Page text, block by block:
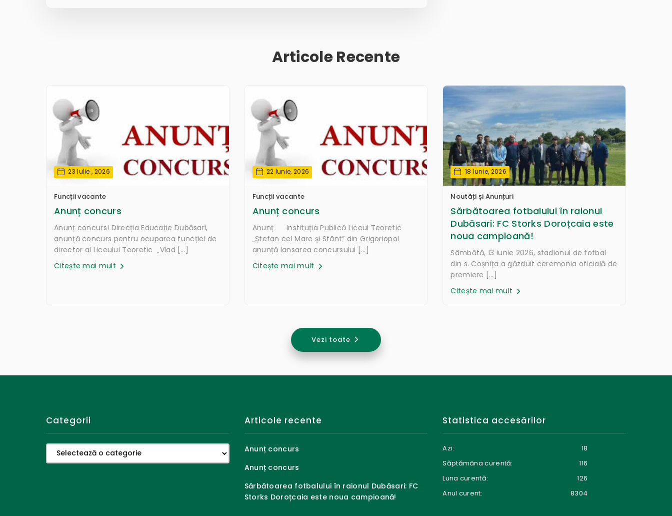
Articole Recente
23 Iulie , 2026
Funcții vacante
Anunț concurs
Anunț concurs! Direcția Educație Dubăsari,
anunță concurs pentru ocuparea funcției de
director al Liceului Teoretic „Vlad […]
Citește mai mult
22 Iunie, 2026
Funcții vacante
Anunț concurs
Anunț Instituția Publică Liceul Teoretic
„Ștefan cel Mare și Sfânt” din Grigoriopol
anunță lansarea concursului […]
Citește mai mult
18 Iunie, 2026
Noutăți și Anunțuri
Sărbătoarea fotbalului în raionul
Dubăsari: FC Storks Doroțcaia este
noua campioană!
Sâmbătă, 13 iunie 2026, stadionul de fotbal
din s. Coșnița a găzduit ceremonia oficială de
premiere […]
Citește mai mult
Vezi toate
Categorii
Categorii
Articole recente
Anunț concurs
Anunț concurs
Sărbătoarea fotbalului în raionul Dubăsari: FC
Storks Doroțcaia este noua campioană!
Statistica accesărilor
Azi:
18
Săptămâna curentă:
116
Luna curentă:
126
Anul curent:
8304